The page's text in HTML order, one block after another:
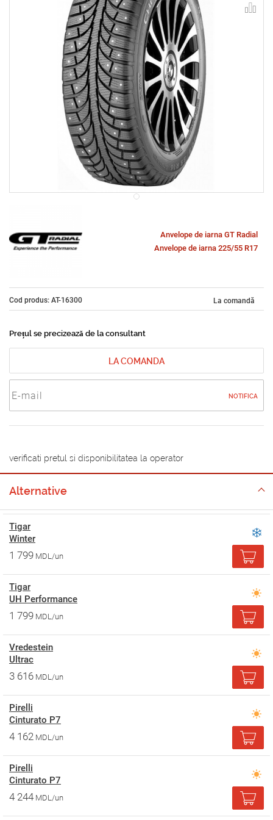
Anvelope de iarna GT Radial
Anvelope de iarna 225/55 R17
Cod produs: AT-16300 La comandă
Prețul se precizează de la consultant
LA COMANDA
NOTIFICA
verificati pretul si disponibilitatea la operator
Alternative
Tigar
Winter
1 799 MDL/un
Tigar
UH Performance
1 799 MDL/un
Vredestein
Ultrac
3 616 MDL/un
Pirelli
Cinturato P7
4 162 MDL/un
Pirelli
Cinturato P7
4 244 MDL/un